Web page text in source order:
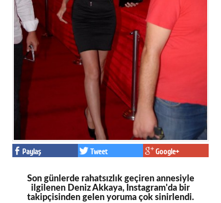
Paylaş Tweet Google+
Son günlerde rahatsızlık geçiren annesiyle
ilgilenen Deniz Akkaya, Instagram'da bir
takipçisinden gelen yoruma çok sinirlendi.